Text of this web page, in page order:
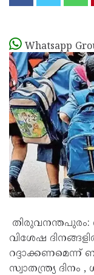
Whatsapp
തിരുവനന്തപുരം:
വിശേഷ
റദ്ദാക്കണമെന്ന്
സ്വാതന്ത്ര്യ ദിനം ,